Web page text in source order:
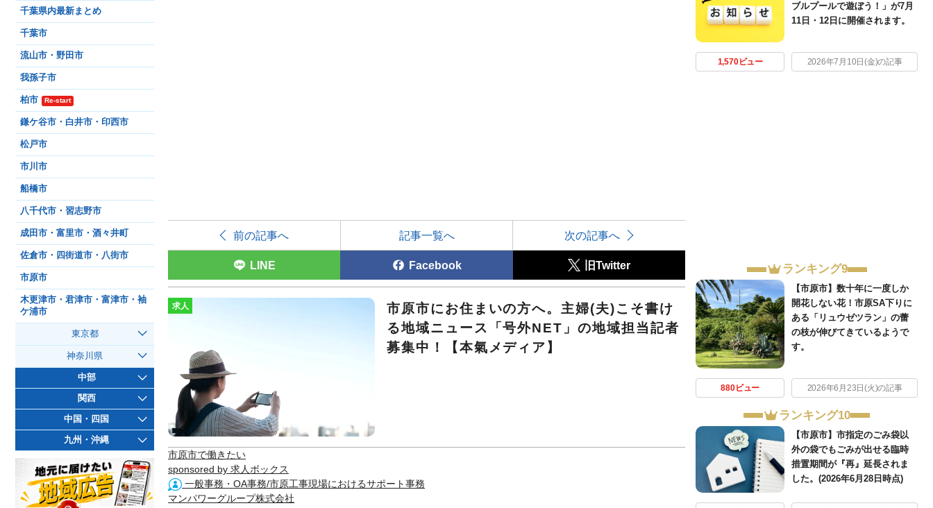
前の記事へ 記事一覧へ 次の記事へ
LINE Facebook 旧Twitter
求人
市原市にお住まいの方へ。主婦(夫)こそ書け
る地域ニュース「号外NET」の地域担当記者
募集中！【本氣メディア】
市原市で働きたい
sponsored by 求人ボックス
一般事務・OA事務/市原工事現場におけるサポート事務
マンパワーグループ株式会社
ブルプールで遊ぼう！」が7月
11日・12日に開催されます。
1,570ビュー 2026年7月10日(金)の記事
ランキング9
【市原市】数十年に一度しか
開花しない花！市原SA下りに
ある「リュウゼツラン」の蕾
の枝が伸びてきているようで
す。
880ビュー 2026年6月23日(火)の記事
ランキング10
【市原市】市指定のごみ袋以
外の袋でもごみが出せる臨時
措置期間が『再』延長されま
した。(2026年6月28日時点)
千葉県内最新まとめ
千葉市
流山市・野田市
我孫子市
柏市 Re-start
鎌ケ谷市・白井市・印西市
松戸市
市川市
船橋市
八千代市・習志野市
成田市・富里市・酒々井町
佐倉市・四街道市・八街市
市原市
木更津市・君津市・富津市・袖
ケ浦市
東京都
神奈川県
中部
関西
中国・四国
九州・沖縄